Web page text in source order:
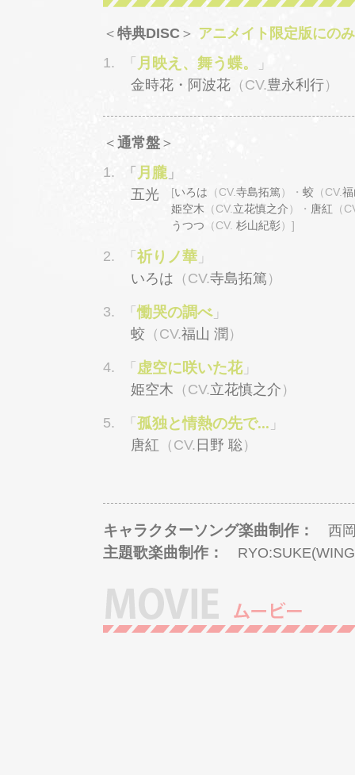
＜ 特典DISC ＞ アニメイト限定版にの
1.
「 月映え、舞う蝶。
」
金時花・阿波花（CV.豊永利行）
＜ 通常盤＞
1.
「 月朧」
五光
[いろは （CV.寺島拓篤）・ 蛟（CV.
姫空木 （CV. 立花慎之介）・ 唐紅 （
うつつ （CV. 杉山紀彰）]
2. 「 祈りノ華」
いろは （CV.寺島拓篤 ）
3. 「慟哭の調べ」
蛟（CV.福山 潤 ）
4. 「 虚空に咲いた花」
姫空木 （CV.立花慎之介 ）
5. 「 孤独と情熱の先で... 」
唐紅 （CV. 日野 聡）
キャラクターソング楽曲制作： 西
主題歌楽曲制作：